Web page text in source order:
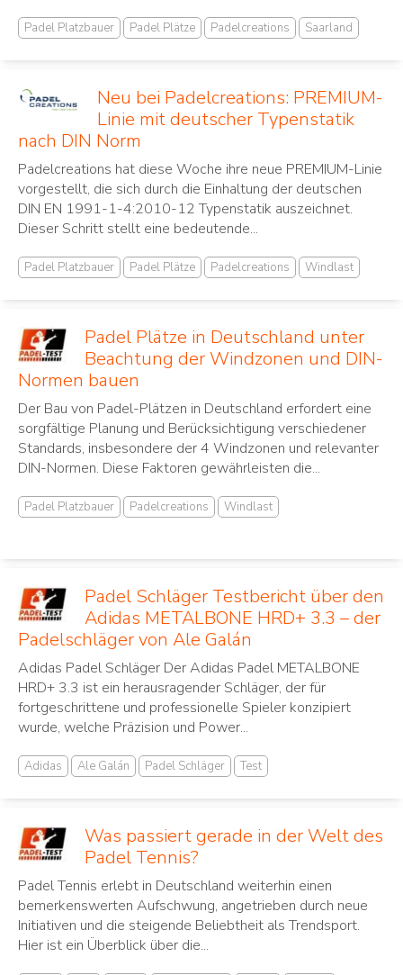
Padel Platzbauer Padel Plätze Padelcreations Saarland
Neu bei Padelcreations: PREMIUM-
Linie mit deutscher Typenstatik
nach DIN Norm
Padelcreations hat diese Woche ihre neue PREMIUM-Linie
vorgestellt, die sich durch die Einhaltung der deutschen
DIN EN 1991-1-4:2010-12 Typenstatik auszeichnet.
Dieser Schritt stellt eine bedeutende...
Padel Platzbauer Padel Plätze Padelcreations Windlast
Padel Plätze in Deutschland unter
Beachtung der Windzonen und DIN-
Normen bauen
Der Bau von Padel-Plätzen in Deutschland erfordert eine
sorgfältige Planung und Berücksichtigung verschiedener
Standards, insbesondere der 4 Windzonen und relevanter
DIN-Normen. Diese Faktoren gewährleisten die...
Padel Platzbauer Padelcreations Windlast
Padel Schläger Testbericht über den
Adidas METALBONE HRD+ 3.3 – der
Padelschläger von Ale Galán
Adidas Padel Schläger Der Adidas Padel METALBONE
HRD+ 3.3 ist ein herausragender Schläger, der für
fortgeschrittene und professionelle Spieler konzipiert
wurde, welche Präzision und Power...
Adidas Ale Galán Padel Schläger Test
Was passiert gerade in der Welt des
Padel Tennis?
Padel Tennis erlebt in Deutschland weiterhin einen
bemerkenswerten Aufschwung, angetrieben durch neue
Initiativen und die steigende Beliebtheit als Trendsport.
Hier ist ein Überblick über die...